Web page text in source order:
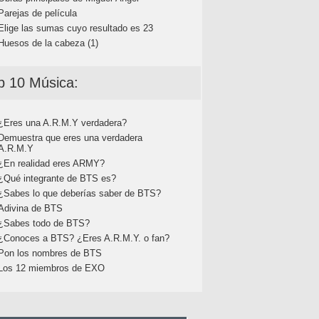
de película
las sumas cuyo resultado es 23
de la cabeza (1)
10 Música:
una A.R.M.Y verdadera?
que eres una verdadera
realidad eres ARMY?
integrante de BTS es?
lo que deberías saber de BTS?
de BTS
todo de BTS?
a BTS? ¿Eres A.R.M.Y. o fan?
los nombres de BTS
12 miembros de EXO